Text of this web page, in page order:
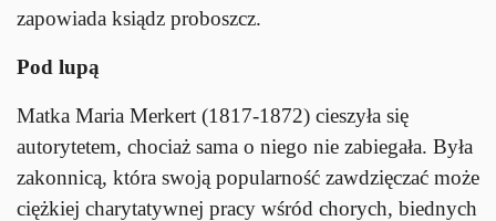
zapowiada ksiądz proboszcz.
Pod lupą
Matka Maria Merkert (1817-1872) cieszyła się
autorytetem, chociaż sama o niego nie zabiegała. Była
zakonnicą, która swoją popularność zawdzięczać może
ciężkiej charytatywnej pracy wśród chorych, biednych